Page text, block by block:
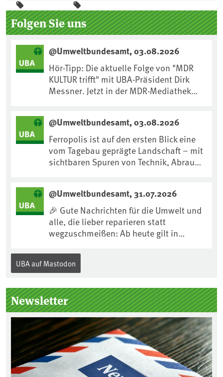
Seitenleiste
Folgen Sie uns
@Umweltbundesamt, 03.08.2026
Hör-Tipp: Die aktuelle Folge von "MDR
KULTUR trifft" mit UBA-Präsident Dirk
Messner. Jetzt in der MDR-Mediathek
fft/dirk-messner-audio-100.html
@Umweltbundesamt, 03.08.2026
Ferropolis ist auf den ersten Blick eine
vom Tagebau geprägte Landschaft – mit
sichtbaren Spuren von Technik, Abraum
nur ihre bergbauliche Vergangenheit.
Hier lässt sich beobachten, wie sich aus
Kippenflächen lebendige Böden
entwickeln, Pflanzen Fuß fassen & neue
Lebensräume entstehen....
@Umweltbundesamt, 31.07.2026
🎉 Gute Nachrichten für die Umwelt und
alle, die lieber reparieren statt
wegzuschmeißen: Ab heute gilt in
„Recht auf Reparatur“.Demnach müssen
Hersteller allen Verbraucher*innen für
technisch möglich – nach Ablauf der
Gewährleistungsfrist Reparaturen zu
einem angemessenen Preis anbieten:
UBA auf Mastodon
Newsletter